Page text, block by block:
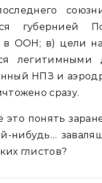
губернией
в ООН; в) цели
легитимными
НПЗ и
сразу.
это понять
нибудь…
глистов?